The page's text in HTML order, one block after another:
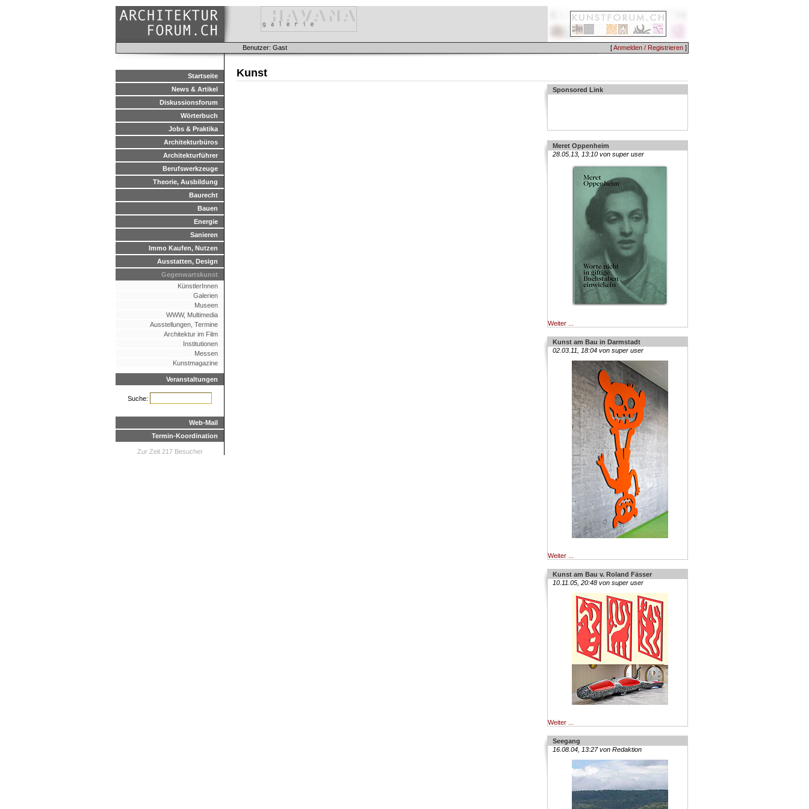
[Anmelden / Registrieren ]
Benutzer: Gast
Startseite
News & Artikel
Diskussionsforum
Wörterbuch
Jobs & Praktika
Architekturbüros
Architekturführer
Berufswerkzeuge
Theorie, Ausbildung
Baurecht
Bauen
Energie
Sanieren
Immo Kaufen, Nutzen
Ausstatten, Design
Gegenwartskunst
KünstlerInnen
Galerien
Museen
WWW, Multimedia
Ausstellungen, Termine
Architektur im Film
Institutionen
Messen
Kunstmagazine
Veranstaltungen
Suche:
Web-Mail
Termin-Koordination
Zur Zeit 217 Besucher
Kunst
Sponsored Link
Meret Oppenheim
28.05.13, 13:10 von super user
Weiter ...
Kunst am Bau in Darmstadt
02.03.11, 18:04 von super user
Weiter ...
Kunst am Bau v. Roland Fässer
10.11.05, 20:48 von super user
Weiter ...
Seegang
16.08.04, 13:27 von Redaktion